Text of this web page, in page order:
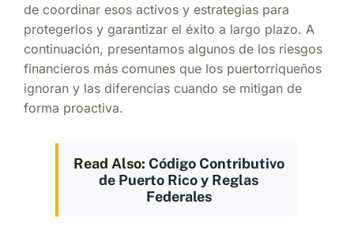
de coordinar esos activos y estrategias para
protegerlos y garantizar el éxito a largo plazo. A
continuación, presentamos algunos de los riesgos
financieros más comunes que los puertorriqueños
ignoran y las diferencias cuando se mitigan de
forma proactiva.
Read Also: Código Contributivo
de Puerto Rico y Reglas
Federales